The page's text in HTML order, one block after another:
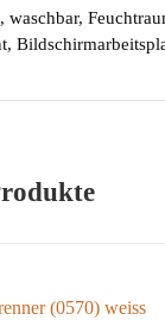
waschbar,
(0570) weiss